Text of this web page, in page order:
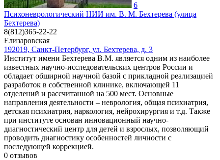
6
Психоневрологический НИИ им. В. М. Бехтерева (улица
Бехтерева)
8(812)365-22-22
Елизаровская
192019, Санкт-Петербург, ул. Бехтерева, д. 3
Институт имени Бехтерева В.М. является одним из наиболее
известных научно-исследовательских центров России и
обладает обширной научной базой с прикладной реализацией
разработок в собственной клинике, включающей 11
отделений и рассчитанной на 500 мест. Основные
направления деятельности – неврология, общая психиатрия,
детская психиатрия, наркология, нейрохирургия и т.д. Также
при институте основан инновационный научно-
диагностический центр для детей и взрослых, позволяющий
проводить диагностику особенностей личности с
последующей коррекцией.
0 отзывов